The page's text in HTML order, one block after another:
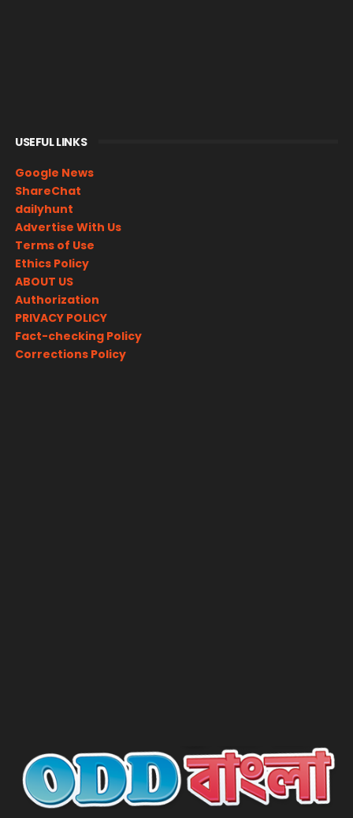
USEFUL LINKS
Google News
ShareChat
dailyhunt
Advertise With Us
Terms of Use
Ethics Policy
ABOUT US
Authorization
PRIVACY POLICY
Fact-checking Policy
Corrections Policy